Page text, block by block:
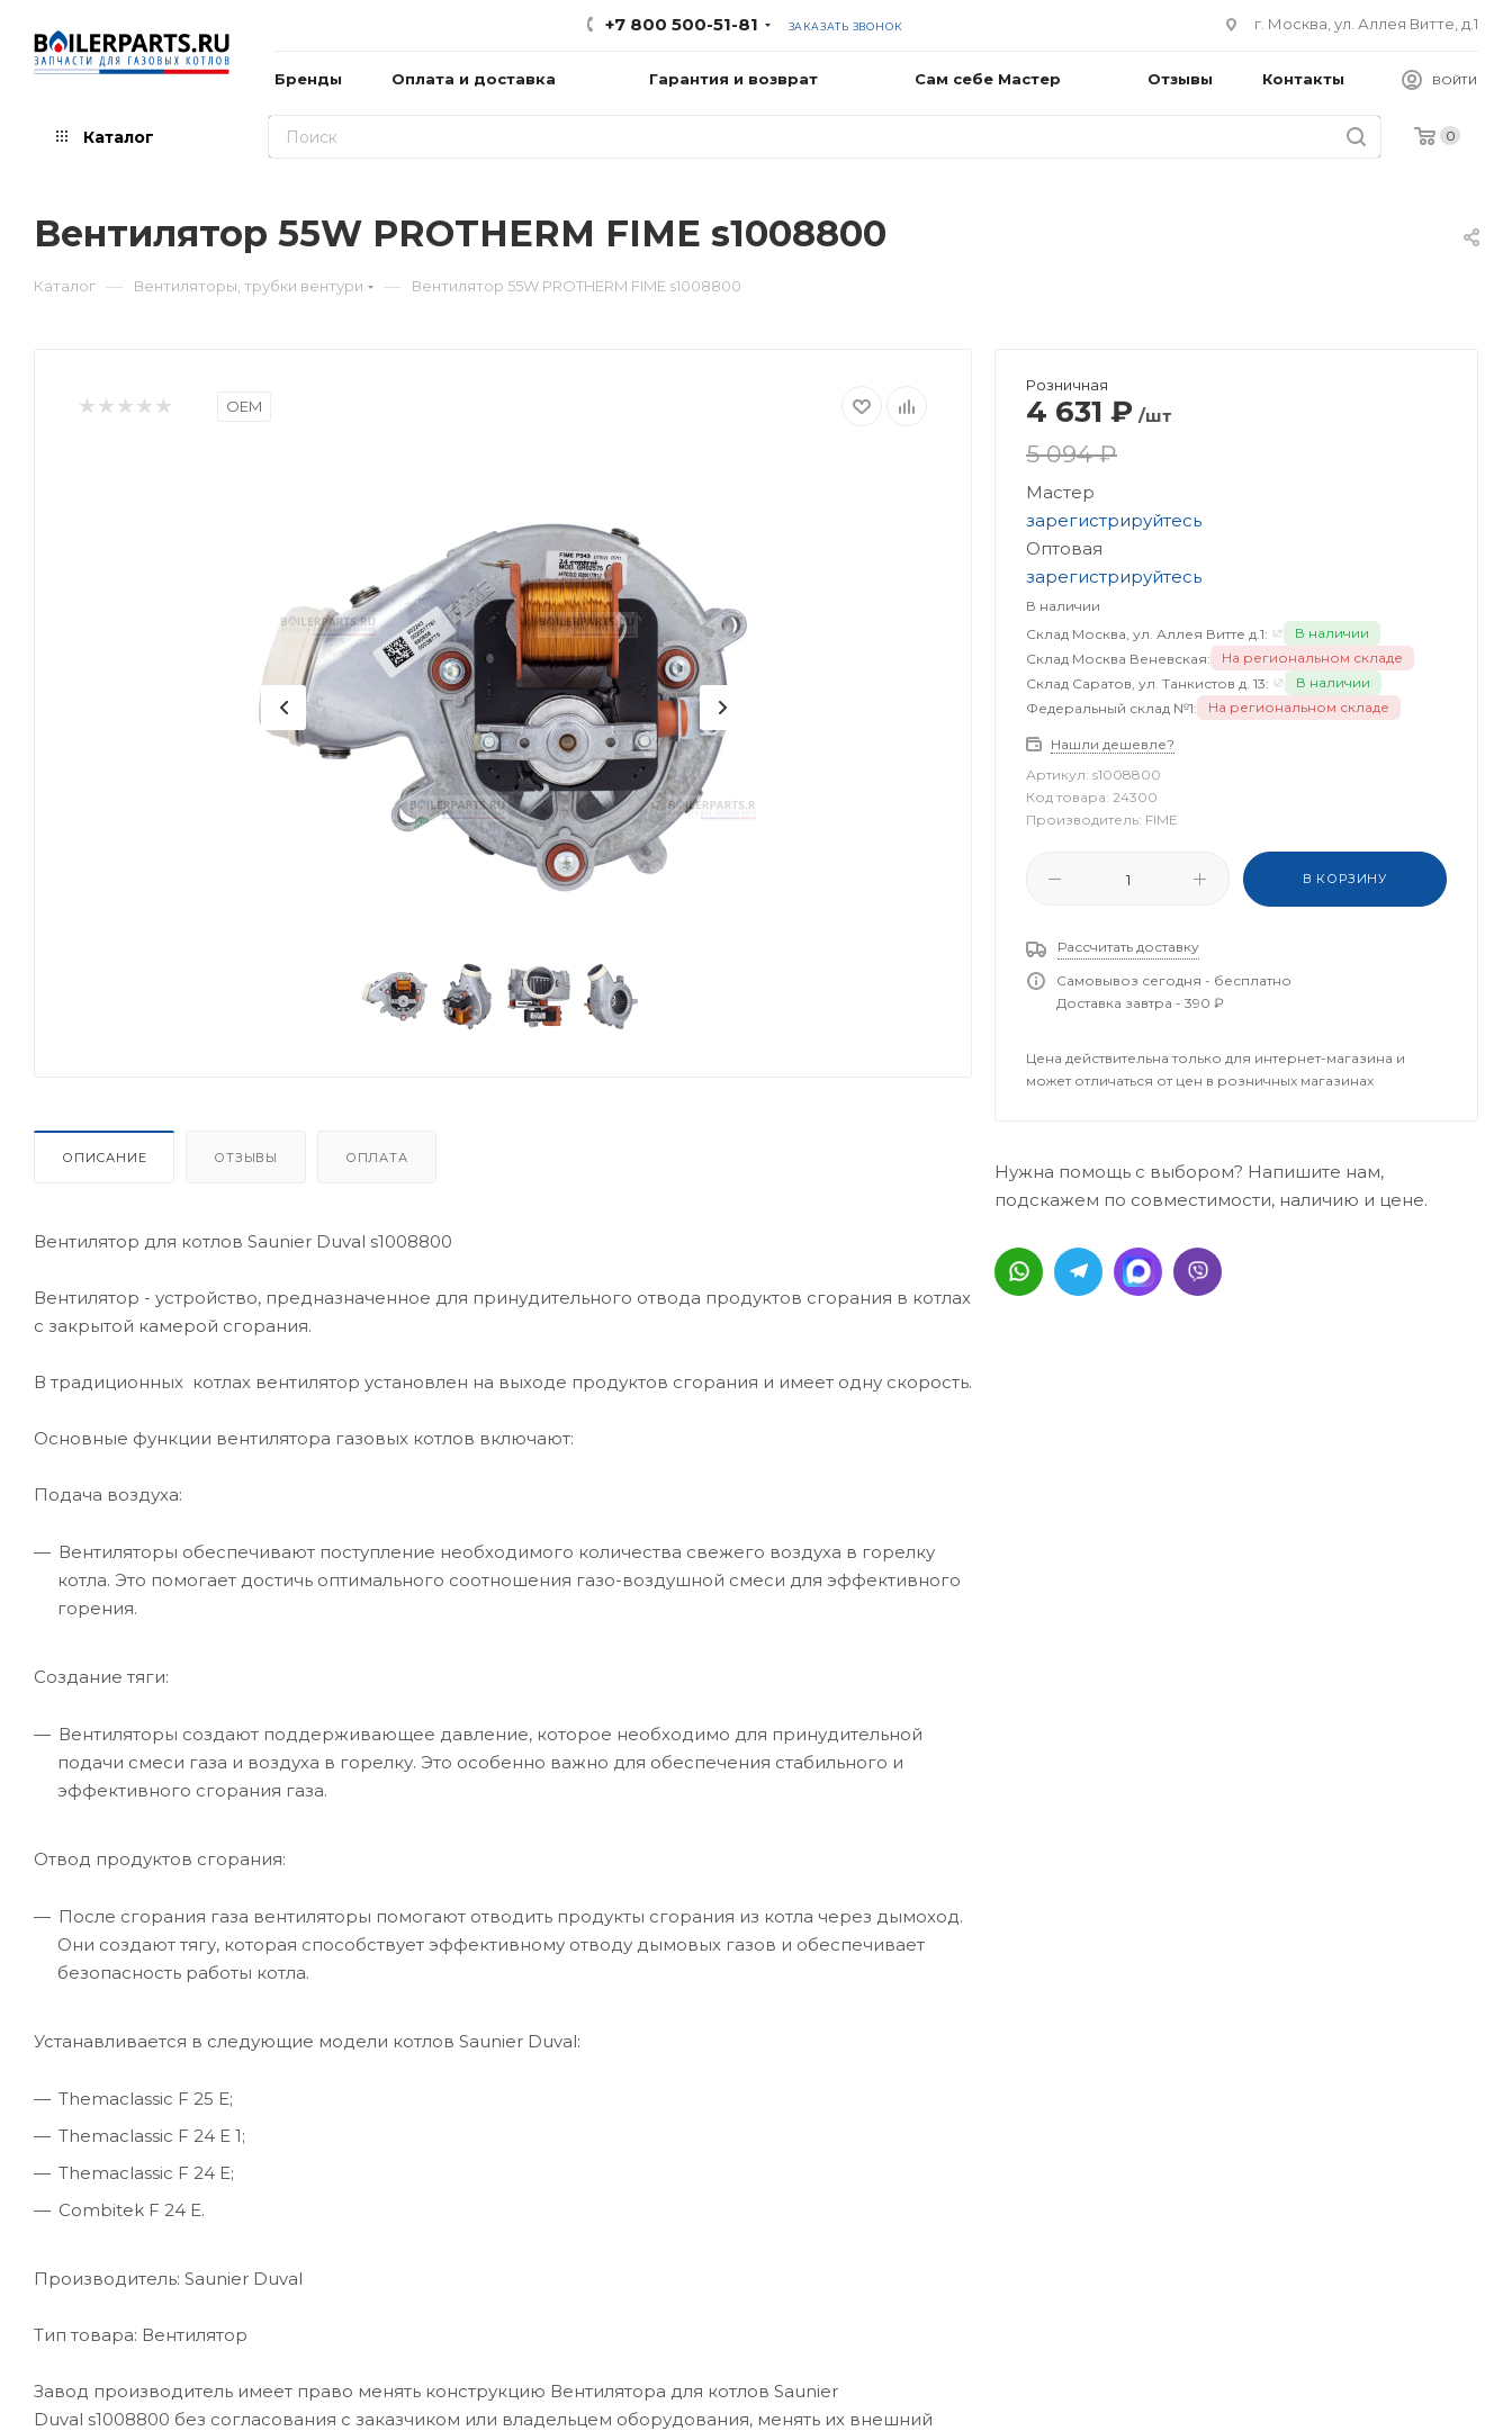
+7 800 500-51-81 ЗАКАЗАТЬ ЗВОНОК г. Москва, ул. Аллея Витте, д.1
Бренды Оплата и доставка Гарантия и возврат Сам себе Мастер Отзывы Контакты ВОЙТИ
Каталог 0
Вентилятор 55W PROTHERM FIME s1008800
Каталог — Вентиляторы, трубки вентури — Вентилятор 55W PROTHERM FIME s1008800
OEM
ОПИСАНИЕ ОТЗЫВЫ ОПЛАТА
Вентилятор для котлов Saunier Duval s1008800
Вентилятор - устройство, предназначенное для принудительного отвода продуктов сгорания в котлах
с закрытой камерой сгорания.
В традиционных котлах вентилятор установлен на выходе продуктов сгорания и имеет одну скорость.
Основные функции вентилятора газовых котлов включают:
Подача воздуха:
Вентиляторы обеспечивают поступление необходимого количества свежего воздуха в горелку
котла. Это помогает достичь оптимального соотношения газо-воздушной смеси для эффективного
горения.
Создание тяги:
Вентиляторы создают поддерживающее давление, которое необходимо для принудительной
подачи смеси газа и воздуха в горелку. Это особенно важно для обеспечения стабильного и
эффективного сгорания газа.
Отвод продуктов сгорания:
После сгорания газа вентиляторы помогают отводить продукты сгорания из котла через дымоход.
Они создают тягу, которая способствует эффективному отводу дымовых газов и обеспечивает
безопасность работы котла.
Устанавливается в следующие модели котлов Saunier Duval:
Themaclassic F 25 E;
Themaclassic F 24 E 1;
Themaclassic F 24 E;
Combitek F 24 E.
Производитель: Saunier Duval
Тип товара: Вентилятор
Завод производитель имеет право менять конструкцию Вентилятора для котлов Saunier
Duval s1008800 без согласования с заказчиком или владельцем оборудования, менять их внешний
Розничная
4 631 ₽ /шт
5 094 ₽
Мастер
зарегистрируйтесь
Оптовая
зарегистрируйтесь
В наличии
Склад Москва, ул. Аллея Витте д.1:
В наличии
Склад Москва Веневская:
На региональном складе
Склад Саратов, ул. Танкистов д. 13:
В наличии
Федеральный склад №1:
На региональном складе
Нашли дешевле?
Артикул: s1008800
Код товара: 24300
Производитель: FIME
В КОРЗИНУ
Рассчитать доставку
Самовывоз сегодня - бесплатно
Доставка завтра - 390 ₽
Цена действительна только для интернет-магазина и
может отличаться от цен в розничных магазинах
Нужна помощь с выбором? Напишите нам,
подскажем по совместимости, наличию и цене.